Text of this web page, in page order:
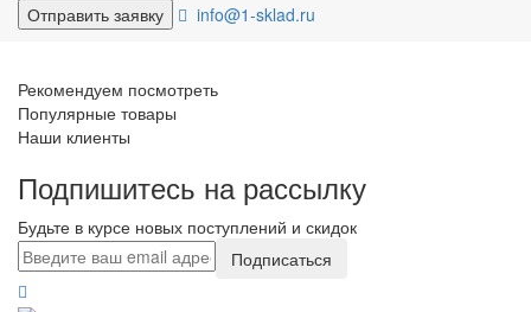
info@1-sklad.ru
Рекомендуем посмотреть
Популярные товары
Наши клиенты
Подпишитесь на рассылку
Будьте в курсе новых поступлений и скидок
Подписаться